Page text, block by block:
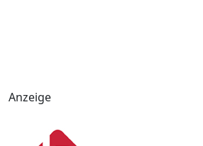
Anzeige